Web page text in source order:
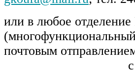
или в любое
почтовым
с